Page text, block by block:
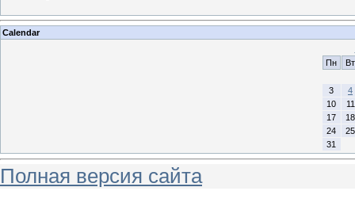
Calendar
Пн
Вт
3
4
10
11
17
18
24
25
31
Полная версия сайта